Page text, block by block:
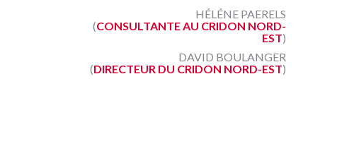
HÉLÉNE PAERELS
(CONSULTANTE AU CRIDON NORD-
EST)
DAVID BOULANGER
(DIRECTEUR DU CRIDON NORD-EST)